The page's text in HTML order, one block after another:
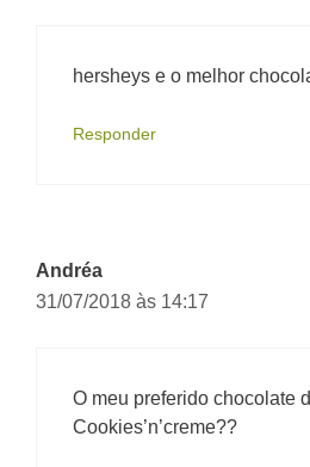
hersheys e o melhor
Responder
Andréa
31/07/2018 às 14:17
O meu preferido chocolate
Cookies’n’creme??